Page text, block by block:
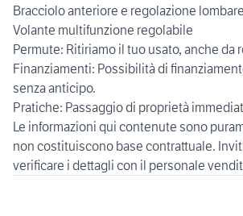
Bracciolo anteriore e regolazione
Volante multifunzione regolabile
Permute: Ritiriamo il tuo usato, anche da
Finanziamenti: Possibilità di
senza anticipo.
Pratiche: Passaggio di proprietà
Le informazioni qui contenute sono
non costituiscono base contrattuale.
verificare i dettagli con il personale